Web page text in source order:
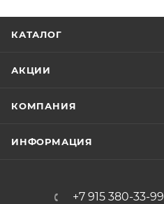
КАТАЛОГ
АКЦИИ
КОМПАНИЯ
ИНФОРМАЦИЯ
+7 915 380-33-99